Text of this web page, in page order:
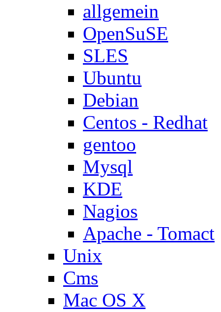
allgemein
OpenSuSE
SLES
Ubuntu
Debian
Centos - Redhat
gentoo
Mysql
KDE
Nagios
Apache - Tomact
Unix
Cms
Mac OS X